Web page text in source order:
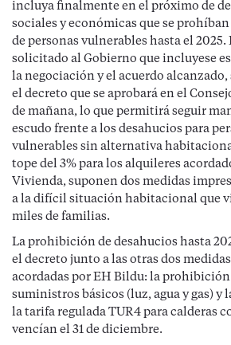
incluya finalmente en el próximo de
sociales y económicas que se
de personas vulnerables hasta el
solicitado al Gobierno que incluyese
la negociación y el acuerdo
el decreto que se aprobará en el
de mañana, lo que permitirá seguir
escudo frente a los desahucios para
vulnerables sin alternativa
tope del 3% para los alquileres
Vivienda, suponen dos medidas
a la difícil situación habitacional que
miles de familias.
La prohibición de desahucios hasta
el decreto junto a las otras dos
acordadas por EH Bildu: la prohibición
suministros básicos (luz, agua y gas) y
la tarifa regulada TUR4 para calderas
vencían el 31 de diciembre.